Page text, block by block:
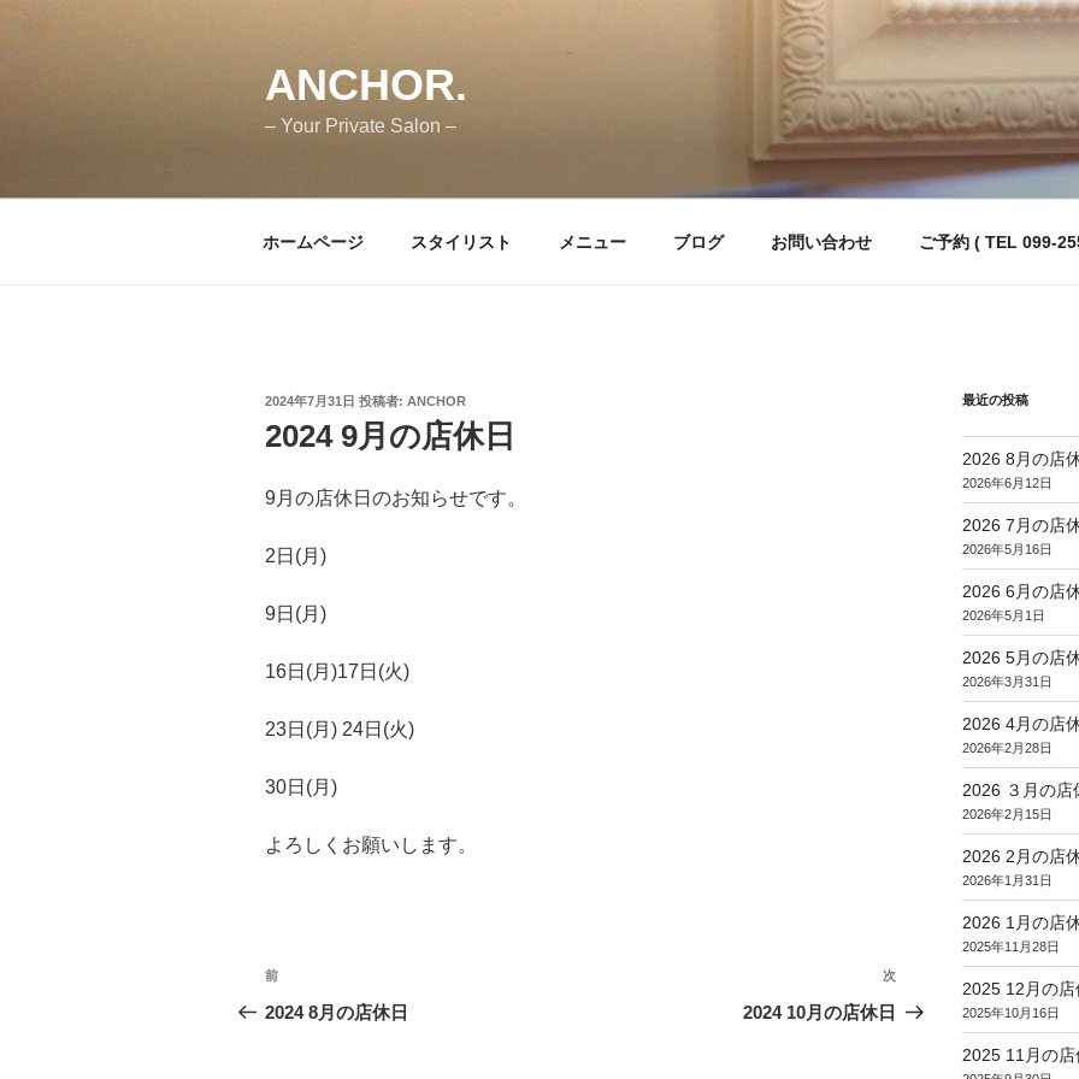
ANCHOR.
– Your Private Salon –
ホームページ スタイリスト メニュー ブログ お問い合わせ ご予約 ( TEL 099-
投
日:
2024年7月31日 投稿者: ANCHOR
2024 9月の店休日
9月の店休日のお知らせです。
2日(月)
9日(月)
16日(月)17日(火)
23日(月) 24日(火)
30日(月)
よろしくお願いします。
投
稿
前
の
前
2024 8月の店休日
次
の
次
2024 10月の店休日
最近の投稿
2026 8月の店
2026年6月12日
2026 7月の店
2026年5月16日
2026 6月の店
2026年5月1日
2026 5月の店
2026年3月31日
2026 4月の店
2026年2月28日
2026 ３月の店
2026年2月15日
2026 2月の店
2026年1月31日
2026 1月の店
2025年11月28日
2025 12月の店
2025年10月16日
2025 11月の店